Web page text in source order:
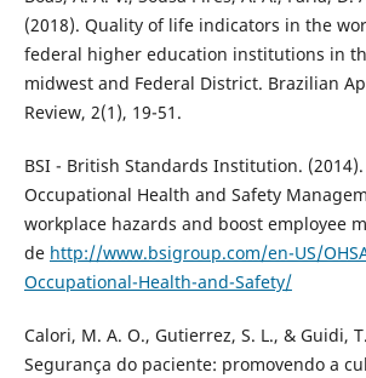
(2018). Quality of life indicators in the
federal higher education institutions in
midwest and Federal District. Brazilian
Review, 2(1), 19-51.
BSI - British Standards Institution. (2014).
Occupational Health and Safety
workplace hazards and boost employee
de http://www.bsigroup.com/en-US/
Occupational-Health-and-Safety/
Calori, M. A. O., Gutierrez, S. L., & Guidi,
Segurança do paciente: promovendo a